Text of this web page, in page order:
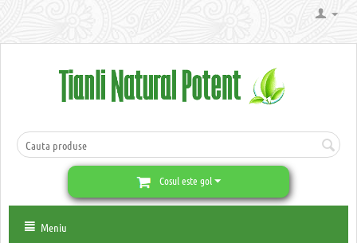
Cosul este gol
Meniu